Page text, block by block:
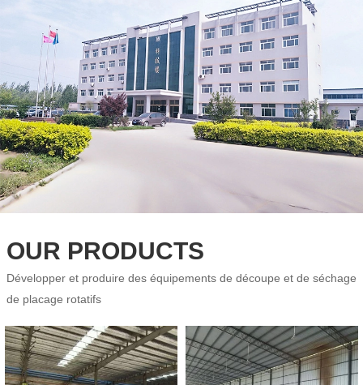
OUR PRODUCTS
Développer et produire des équipements de découpe et de séchage
de placage rotatifs